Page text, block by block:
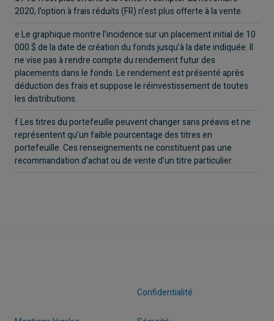
2020, l’option à frais réduits (FR) n’est plus offerte à la vente.
e Le graphique montre l’incidence sur un placement initial de 10
000 $ de la date de création du fonds jusqu’à la date indiquée. Il
ne vise pas à rendre compte du rendement futur des
placements dans le fonds. Le rendement est présenté après
déduction des frais et suppose le réinvestissement de toutes
les distributions.
f Les titres du portefeuille peuvent changer sans préavis et ne
représentent qu’un faible pourcentage des titres en
portefeuille. Ces renseignements ne constituent pas une
recommandation d’achat ou de vente d’un titre particulier.
Confidentialité